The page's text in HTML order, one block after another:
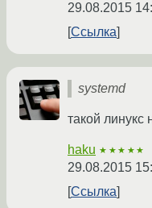
29.08.2015
Ссылка
systemd
такой линукс
haku ★★★★★
29.08.2015
Ссылка